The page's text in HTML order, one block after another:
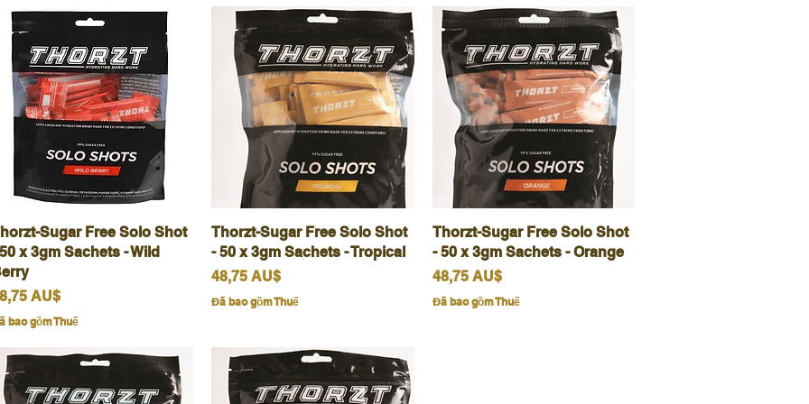
Xem nhanh
Sugar Free Solo Shot
x 3gm Sachets - Wild
AU$
bao gồm Thuế
Xem nhanh
Thorzt-Sugar Free Solo Shot
- 50 x 3gm Sachets - Tropical
Giá
48,75 AU$
Đã bao gồm Thuế
Xem nhanh
Thorzt-Sugar Free Solo Shot
- 50 x 3gm Sachets - Orange
Giá
48,75 AU$
Đã bao gồm Thuế